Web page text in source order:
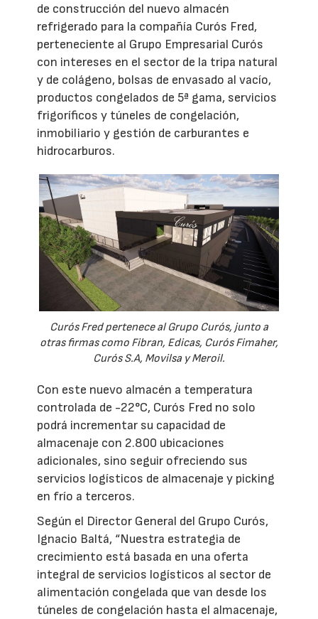
de construcción del nuevo almacén
refrigerado para la compañía Curós Fred,
perteneciente al Grupo Empresarial Curós
con intereses en el sector de la tripa natural
y de colágeno, bolsas de envasado al vacío,
productos congelados de 5ª gama, servicios
frigoríficos y túneles de congelación,
inmobiliario y gestión de carburantes e
hidrocarburos.
Curós Fred pertenece al Grupo Curós, junto a
otras firmas como Fibran, Edicas, Curós Fimaher,
Curós S.A, Movilsa y Meroil.
Con este nuevo almacén a temperatura
controlada de -22°C, Curós Fred no solo
podrá incrementar su capacidad de
almacenaje con 2.800 ubicaciones
adicionales, sino seguir ofreciendo sus
servicios logísticos de almacenaje y picking
en frío a terceros.
Según el Director General del Grupo Curós,
Ignacio Baltá, “Nuestra estrategia de
crecimiento está basada en una oferta
integral de servicios logísticos al sector de
alimentación congelada que van desde los
túneles de congelación hasta el almacenaje,